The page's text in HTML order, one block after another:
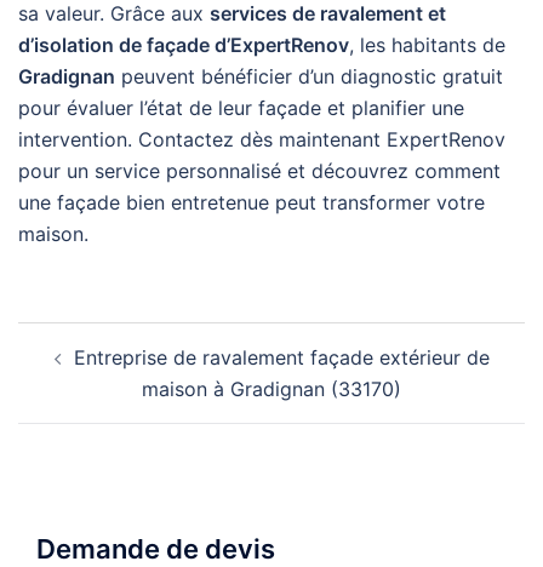
sa valeur. Grâce aux services de ravalement et
d’isolation de façade d’ExpertRenov, les habitants de
Gradignan peuvent bénéficier d’un diagnostic gratuit
pour évaluer l’état de leur façade et planifier une
intervention. Contactez dès maintenant ExpertRenov
pour un service personnalisé et découvrez comment
une façade bien entretenue peut transformer votre
maison.
d’article
Entreprise de ravalement façade extérieur de
maison à Gradignan (33170)
Demande de devis